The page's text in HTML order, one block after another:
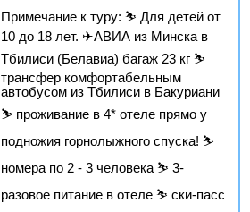
Примечание к туру: ⛷ Для детей от
10 до 18 лет. ✈АВИА из Минска в
Тбилиси (Белавиа) багаж 23 кг ⛷
трансфер комфортабельным
автобусом из Тбилиси в Бакуриани
⛷ проживание в 4* отеле прямо у
подножия горнолыжного спуска! ⛷
номера по 2 - 3 человека ⛷ 3-
разовое питание в отеле ⛷ ски-пасс